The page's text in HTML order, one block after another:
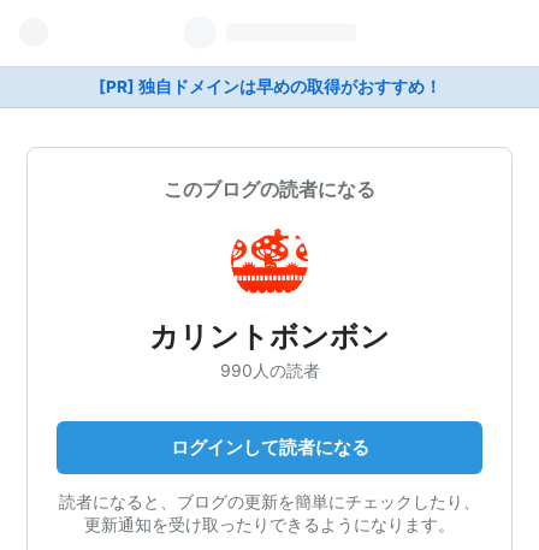
[PR] 独自ドメインは早めの取得がおすすめ！
このブログの読者になる
カリントボンボン
990人の読者
ログインして読者になる
読者になると、ブログの更新を簡単にチェックしたり、
更新通知を受け取ったりできるようになります。